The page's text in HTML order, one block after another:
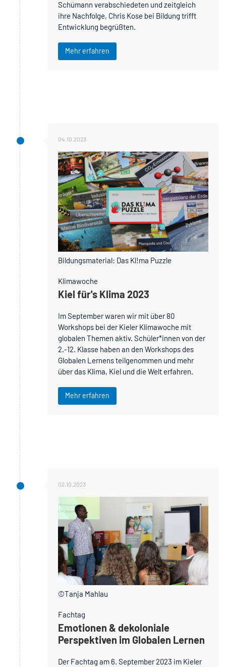
Schümann verabschiedeten und zeitgleich
ihre Nachfolge, Chris Kose bei Bildung trifft
Entwicklung begrüßten.
Mehr erfahren
04.10.2023
Bildungsmaterial: Das Kl!ma Puzzle
Klimawoche
Kiel für's Klima 2023
Im September waren wir mit über 80
Workshops bei der Kieler Klimawoche mit
globalen Themen aktiv. Schüler*innen von der
2.-12. Klasse haben an den Workshops des
Globalen Lernens teilgenommen und mehr
über das Klima, Kiel und die Welt erfahren.
Mehr erfahren
02.10.2023
©Tanja Mahlau
Fachtag
Emotionen & dekoloniale
Perspektiven im Globalen Lernen
Der Fachtag am 6. September 2023 im Kieler